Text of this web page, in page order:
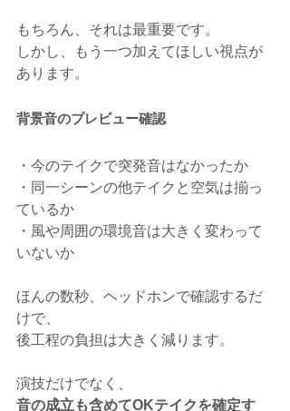
もちろん、それは最重要です。
しかし、もう一つ加えてほしい視点が
あります。
背景音のプレビュー確認
・今のテイクで突発音はなかったか
・同一シーンの他テイクと空気は揃っ
ているか
・風や周囲の環境音は大きく変わって
いないか
ほんの数秒、ヘッドホンで確認するだ
けで、
後工程の負担は大きく減ります。
演技だけでなく、
音の成立も含めてOKテイクを確定す